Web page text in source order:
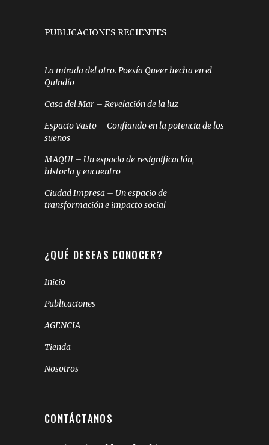
PUBLICACIONES RECIENTES
La mirada del otro. Poesía Queer hecha en el
Quindío
Casa del Mar – Revelación de la luz
Espacio Vasto – Confiando en la potencia de los
sueños
MAQUI – Un espacio de resignificación,
historia y encuentro
Ciudad Impresa – Un espacio de
transformación e impacto social
¿QUÉ DESEAS CONOCER?
Inicio
Publicaciones
AGENCIA
Tienda
Nosotros
CONTÁCTANOS